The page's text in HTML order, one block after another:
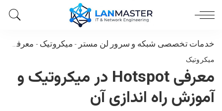
خدمات تخصصی شبکه و سرور لن مستر - میکروتیک - معرفی Hotspot در میکروتیک و آموزش راه اندازی آن
میکروتیک
معرفی Hotspot در میکروتیک و
آموزش راه اندازی آن